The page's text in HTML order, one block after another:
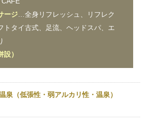
ージ …全身リフレッシュ、リフレク
トタイ古式、足流、ヘッドスパ、エ
）
泉（低張性・弱アルカリ性・温泉）